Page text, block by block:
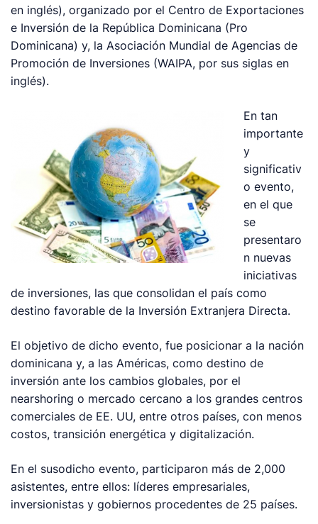
en inglés), organizado por el Centro de Exportaciones
e Inversión de la República Dominicana (Pro
Dominicana) y, la Asociación Mundial de Agencias de
Promoción de Inversiones (WAIPA, por sus siglas en
inglés).
En tan
importante
y
significativ
o evento,
en el que
se
presentaro
n nuevas
iniciativas
de inversiones, las que consolidan el país como
destino favorable de la Inversión Extranjera Directa.
El objetivo de dicho evento, fue posicionar a la nación
dominicana y, a las Américas, como destino de
inversión ante los cambios globales, por el
nearshoring o mercado cercano a los grandes centros
comerciales de EE. UU, entre otros países, con menos
costos, transición energética y digitalización.
En el susodicho evento, participaron más de 2,000
asistentes, entre ellos: líderes empresariales,
inversionistas y gobiernos procedentes de 25 países.